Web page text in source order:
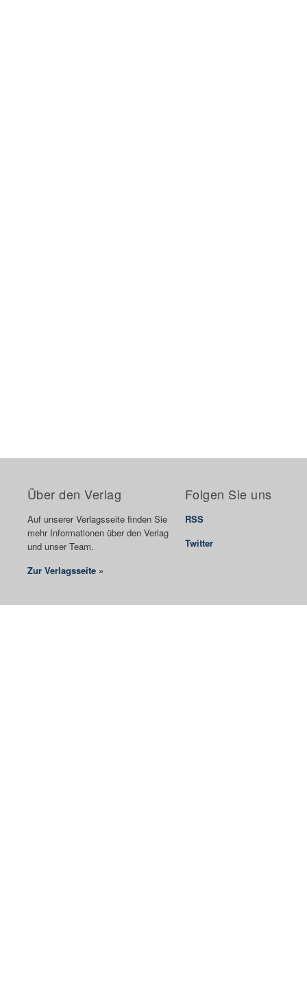
Über den Verlag
Auf unserer Verlagsseite finden Sie
mehr Informationen über den Verlag
und unser Team.
Zur Verlagsseite »
Folgen Sie uns
RSS
Twitter